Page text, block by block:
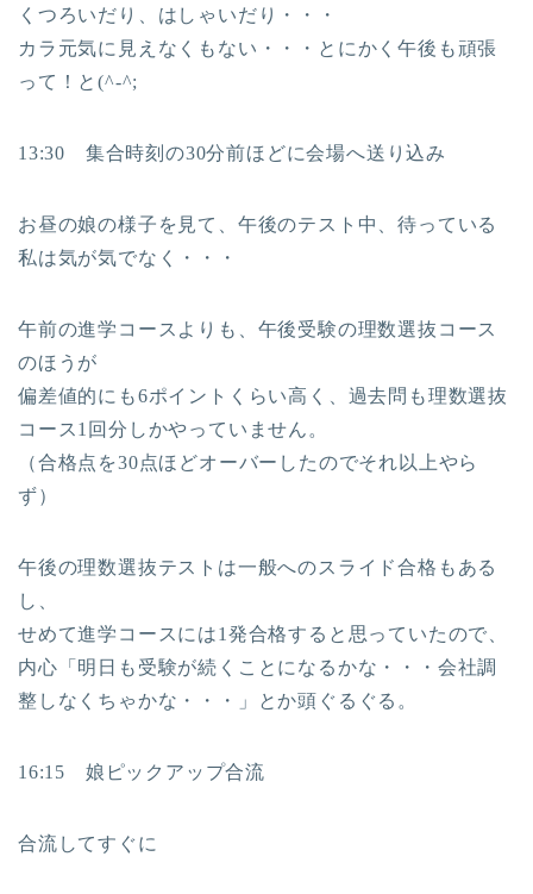
くつろいだり、はしゃいだり・・・
カラ元気に見えなくもない・・・とにかく午後も頑張
って！と(^-^;
13:30 集合時刻の30分前ほどに会場へ送り込み
お昼の娘の様子を見て、午後のテスト中、待っている
私は気が気でなく・・・
午前の進学コースよりも、午後受験の理数選抜コース
のほうが
偏差値的にも6ポイントくらい高く、過去問も理数選抜
コース1回分しかやっていません。
（合格点を30点ほどオーバーしたのでそれ以上やら
ず）
午後の理数選抜テストは一般へのスライド合格もある
し、
せめて進学コースには1発合格すると思っていたので、
内心「明日も受験が続くことになるかな・・・会社調
整しなくちゃかな・・・」とか頭ぐるぐる。
16:15 娘ピックアップ合流
合流してすぐに